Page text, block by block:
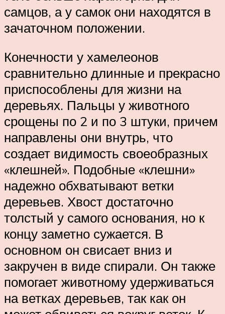
самцов, а у самок они находятся в
зачаточном положении.
Конечности у хамелеонов
сравнительно длинные и прекрасно
приспособлены для жизни на
деревьях. Пальцы у животного
срощены по 2 и по 3 штуки, причем
направлены они внутрь, что
создает видимость своеобразных
«клешней». Подобные «клешни»
надежно обхватывают ветки
деревьев. Хвост достаточно
толстый у самого основания, но к
концу заметно сужается. В
основном он свисает вниз и
закручен в виде спирали. Он также
помогает животному удерживаться
на ветках деревьев, так как он